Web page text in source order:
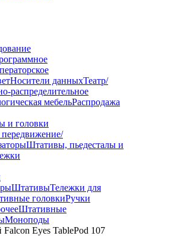
Носители данныхТеатр/
распределительное
мебельРаспродажа
и головки
Штативы, пьедесталы и
ШтативыТележки для
головкиРучки
Штативные
Моноподы
Eyes TablePod 107